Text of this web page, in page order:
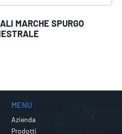
MARCHE SPURGO
MENU
Azienda
Prodotti